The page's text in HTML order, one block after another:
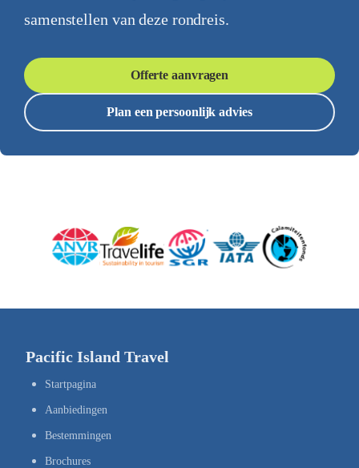
samenstellen van deze rondreis.
Offerte aanvragen
Plan een persoonlijk advies
Pacific Island Travel
Startpagina
Aanbiedingen
Bestemmingen
Brochures